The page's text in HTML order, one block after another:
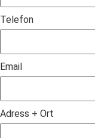
Telefon
Email
Adress + Ort